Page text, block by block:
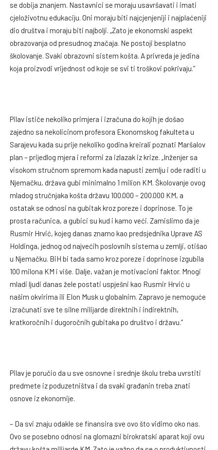
se dobija znanjem. Nastavnici se moraju usavršavati i imati
cjeloživotnu edukaciju. Oni moraju biti najcjenjeniji i najplaćeniji
dio društva i moraju biti najbolji. „Zato je ekonomski aspekt
obrazovanja od presudnog značaja. Ne postoji besplatno
školovanje. Svaki obrazovni sistem košta. A privreda je jedina
koja proizvodi vrijednost od koje se svi ti troškovi pokrivaju.”
Pilav ističe nekoliko primjera i izračuna do kojih je došao
zajedno sa nekolicinom profesora Ekonomskog fakulteta u
Sarajevu kada su prije nekoliko godina kreirali poznati Maršalov
plan – prijedlog mjera i reformi za izlazak iz krize. „Inženjer sa
visokom stručnom spremom kada napusti zemlju i ode raditi u
Njemačku, država gubi minimalno 1 milion KM. Školovanje ovog
mladog stručnjaka košta državu 100.000 – 200.000 KM, a
ostatak se odnosi na gubitak kroz poreze i doprinose. To je
prosta računica, a gubici su kud i kamo veći. Zamislimo da je
Rusmir Hrvić, kojeg danas znamo kao predsjednika Uprave AS
Holdinga, jednog od najvećih poslovnih sistema u zemlji, otišao
u Njemačku. BiH bi tada samo kroz poreze i doprinose izgubila
100 milona KM i više. Dalje, važan je motivacioni faktor. Mnogi
mladi ljudi danas žele postati uspješni kao Rusmir Hrvić u
našim okvirima ili Elon Musk u globalnim. Zapravo je nemoguće
izračunati sve te silne milijarde direktnih i indirektnih,
kratkoročnih i dugoročnih gubitaka po društvo i državu.”
Pilav je poručio da u sve osnovne i srednje školu treba uvrstiti
predmete iz poduzetništva i da svaki građanin treba znati
osnove iz ekonomije.
– Da svi znaju odakle se finansira sve ovo što vidimo oko nas.
Ovo se posebno odnosi na glomazni birokratski aparat koji ovu